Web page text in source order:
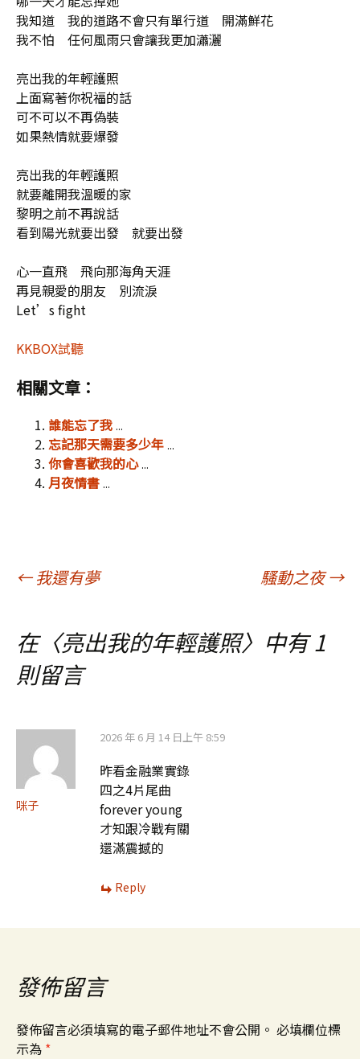
我知道 我的道路不會只有單行道 開滿鮮花
我不怕 任何風雨只會讓我更加瀟灑
亮出我的年輕護照
上面寫著你祝福的話
可不可以不再偽裝
如果熱情就要爆發
亮出我的年輕護照
就要離開我溫暖的家
黎明之前不再說話
看到陽光就要出發 就要出發
心一直飛 飛向那海角天涯
再見親愛的朋友 別流淚
Let’s fight
KKBOX試聽
相關文章：
誰能忘了我 ...
忘記那天需要多少年 ...
你會喜歡我的心 ...
月夜情書 ...
文
章
導
覽
←我還有夢 騷動之夜→
在〈亮出我的年輕護照〉中有 1
則留言
咪子
2026 年 6 月 14 日上午 8:59
昨看金融業實錄
四之4片尾曲
forever young
才知跟冷戰有關
還滿震撼的
Reply
發佈留言
發佈留言必須填寫的電子郵件地址不會公開。 必填欄位標
示為 *